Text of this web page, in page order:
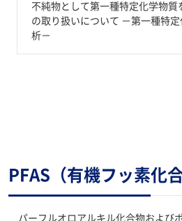
不純物として第一種特定化学物質
の取り扱いについて －第一種特
析－
PFAS（有機フッ素化
パーフルオロアルキル化合物および